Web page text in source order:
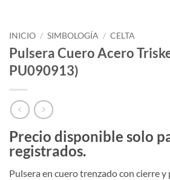
INICIO / SIMBOLOGÍA / CELTA
Pulsera Cuero Acero
PU090913)
Precio disponible solo
registrados.
Pulsera en cuero trenzado con cierre y